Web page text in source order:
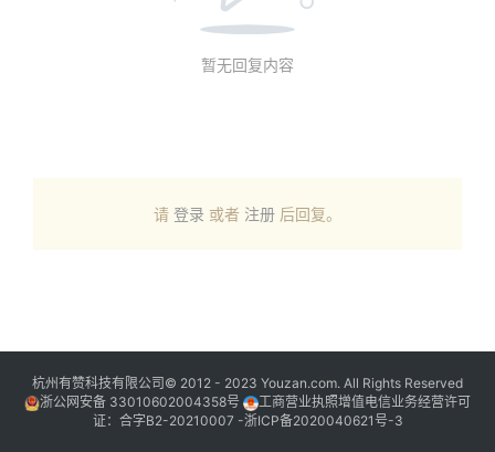
暂无回复内容
请 登录 或者 注册 后回复。
杭州有赞科技有限公司© 2012 - 2023 Youzan.com. All Rights Reserved
浙公网安备 33010602004358号
工商营业执照增值电信业务经营许可
证：合字B2-20210007 -浙ICP备2020040621号-3